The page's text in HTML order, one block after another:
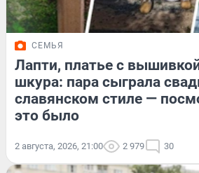
СЕМЬЯ
Лапти, платье с
шкура: пара сыграла
славянском стиле —
это было
2 августа, 2026, 21:00 2 979 30